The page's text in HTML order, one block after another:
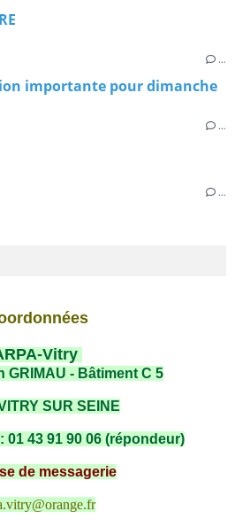
…
importante pour dimanche
…
…
Vitry
GRIMAU - Bâtiment C 5
SUR SEINE
01 43 91 90 06 (répondeur)
de messagerie